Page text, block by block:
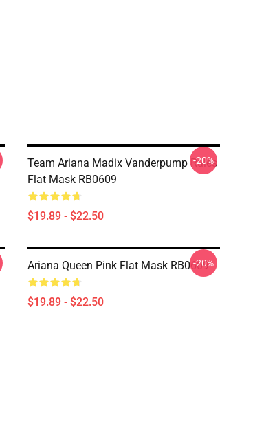
Team Ariana Madix Vanderpump Rules
Flat Mask RB0609
$19.89 - $22.50
-20%
Ariana Queen Pink Flat Mask RB0609
$19.89 - $22.50
-20%